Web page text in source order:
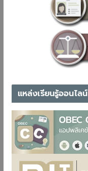
แหล่งเรียนรู้ออนไลน์